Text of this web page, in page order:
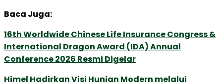
Baca Juga:
16th Worldwide Chinese Life Insurance Congress &
International Dragon Award (IDA) Annual
Conference 2026 Resmi Digelar
Himel Hadirkan Visi Hunian Modern melalui